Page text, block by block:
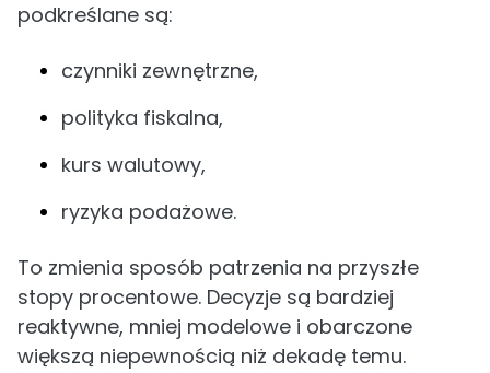
podkreślane są:
czynniki zewnętrzne,
polityka fiskalna,
kurs walutowy,
ryzyka podażowe.
To zmienia sposób patrzenia na przyszłe
stopy procentowe. Decyzje są bardziej
reaktywne, mniej modelowe i obarczone
większą niepewnością niż dekadę temu.